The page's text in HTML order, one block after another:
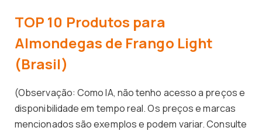
TOP 10 Produtos para
Almondegas de Frango Light
(Brasil)
(Observação: Como IA, não tenho acesso a preços e
disponibilidade em tempo real. Os preços e marcas
mencionados são exemplos e podem variar. Consulte